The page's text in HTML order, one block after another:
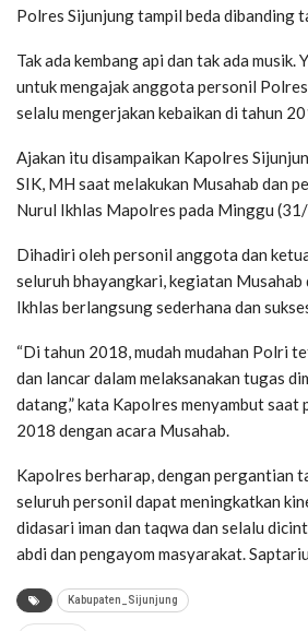
Polres Sijunjung tampil beda dibanding
Tak ada kembang api dan tak ada musik.
untuk mengajak anggota personil
selalu mengerjakan kebaikan di tahun
Ajakan itu disampaikan Kapolres
SIK, MH saat melakukan Musahab dan
Nurul Ikhlas Mapolres pada Minggu
Dihadiri oleh personil anggota dan
seluruh bhayangkari, kegiatan
Ikhlas berlangsung sederhana dan
“Di tahun 2018, mudah mudahan Polri
dan lancar dalam melaksanakan tugas
datang,” kata Kapolres menyambut saat
2018 dengan acara Musahab.
Kapolres berharap, dengan pergantian
seluruh personil dapat meningkatkan
didasari iman dan taqwa dan selalu
abdi dan pengayom masyarakat.
Kabupaten_Sijunjung